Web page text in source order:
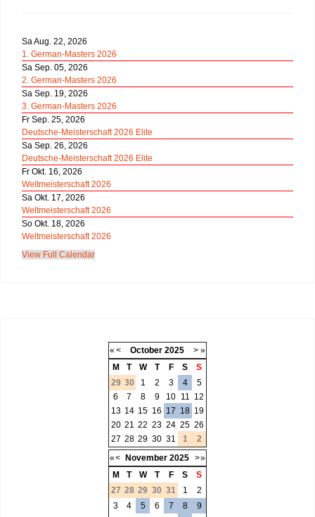
Sa Aug. 22, 2026
1. German-Masters 2026
Sa Sep. 05, 2026
2. German-Masters 2026
Sa Sep. 19, 2026
3. German-Masters 2026
Fr Sep. 25, 2026
Deutsche-Meisterschaft 2026 Elite
Sa Sep. 26, 2026
Deutsche-Meisterschaft 2026 Elite
Fr Okt. 16, 2026
Weltmeisterschaft 2026
Sa Okt. 17, 2026
Weltmeisterschaft 2026
So Okt. 18, 2026
Weltmeisterschaft 2026
View Full Calendar
« < October 2025 > »
M
T W T F S
S
29 30 1 2 3 4
5
6
7 8 9 10 11 12
13 14 15 16 17 18 19
20 21 22 23 24 25 26
27 28 29 30 31 1
2
«< November 2025 >»
M
T W T F S
S
27 28 29 30 31 1
2
3
4 5 6 7 8
9